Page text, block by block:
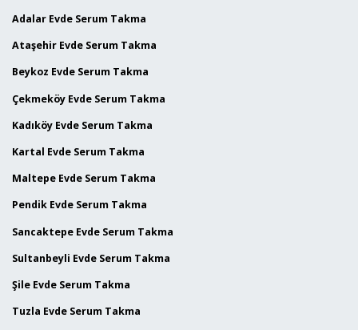
Adalar Evde Serum Takma
Ataşehir Evde Serum Takma
Beykoz Evde Serum Takma
Çekmeköy Evde Serum Takma
Kadıköy Evde Serum Takma
Kartal Evde Serum Takma
Maltepe Evde Serum Takma
Pendik Evde Serum Takma
Sancaktepe Evde Serum Takma
Sultanbeyli Evde Serum Takma
Şile Evde Serum Takma
Tuzla Evde Serum Takma